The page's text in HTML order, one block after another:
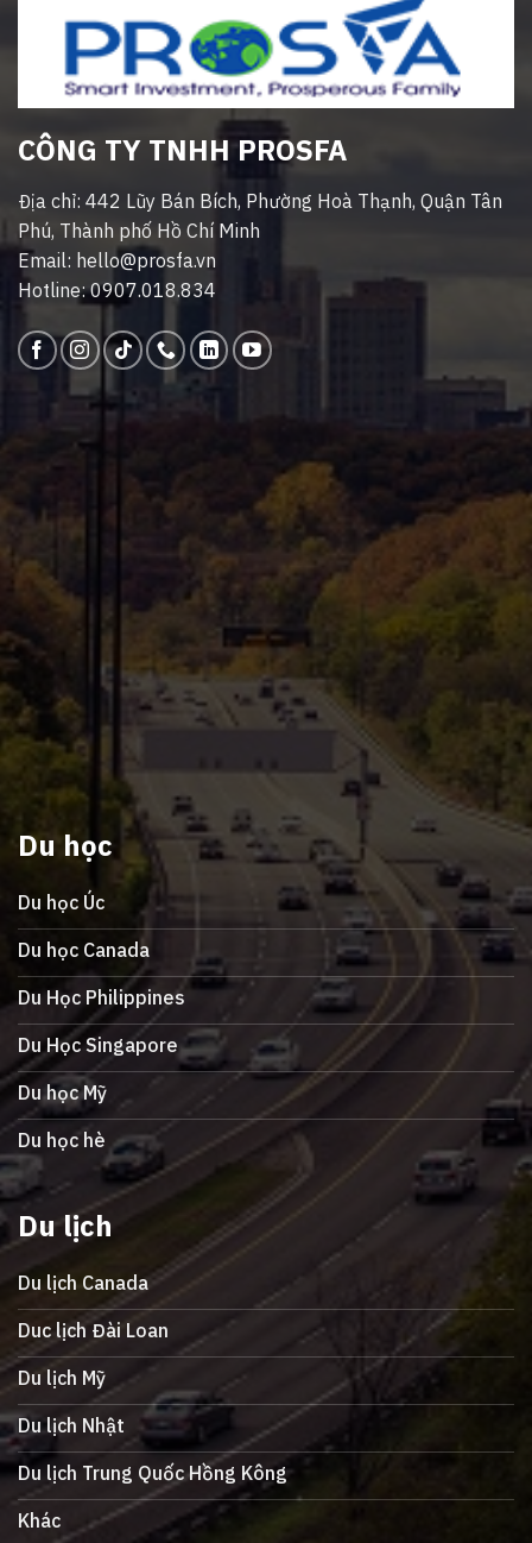
CÔNG TY TNHH PROSFA
Địa chỉ: 442 Lũy Bán Bích, Phường Hoà Thạnh, Quận Tân
Phú, Thành phố Hồ Chí Minh
Email: hello@prosfa.vn
Hotline: 0907.018.834
Du học
Du học Úc
Du học Canada
Du Học Philippines
Du Học Singapore
Du học Mỹ
Du học hè
Du lịch
Du lịch Canada
Duc lịch Đài Loan
Du lịch Mỹ
Du lịch Nhật
Du lịch Trung Quốc Hồng Kông
Khác